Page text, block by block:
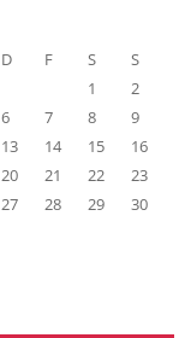
D F S
S
1
2
6 7 8
9
13 14 15
16
20 21 22
23
27 28 29
30